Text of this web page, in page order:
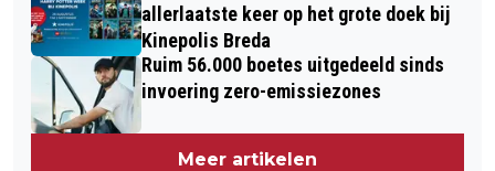
allerlaatste keer op het grote doek bij
Kinepolis Breda
Ruim 56.000 boetes uitgedeeld sinds
invoering zero-emissiezones
Meer artikelen